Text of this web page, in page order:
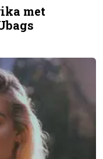
met